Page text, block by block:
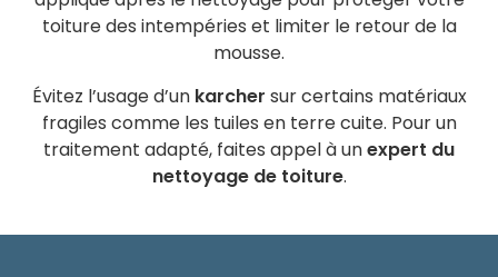
toiture des intempéries et limiter le retour de la
mousse.
Évitez l’usage d’un karcher sur certains matériaux
fragiles comme les tuiles en terre cuite. Pour un
traitement adapté, faites appel à unexpert du
nettoyage de toiture.